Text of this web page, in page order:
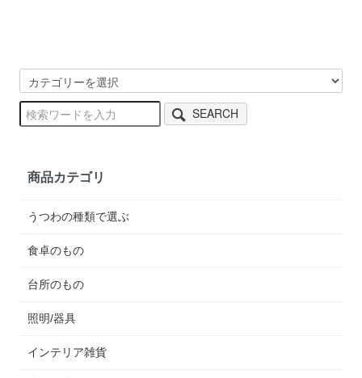
SEARCH
商品カテゴリ
うつわの種類で選ぶ
食卓のもの
台所のもの
照明/器具
インテリア雑貨